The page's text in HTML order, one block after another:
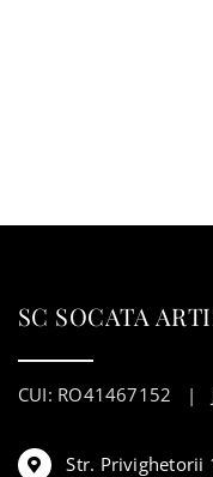
SC SOCATA
CUI: RO41467152 |
Str. Privighetorii